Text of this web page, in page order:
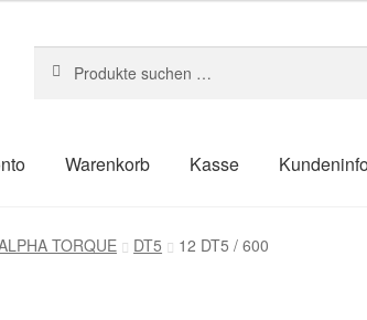
nach:
Warenkorb Kasse
KasseKontaktKundeninformationen
TORQUE DT5 12 DT5 / 600